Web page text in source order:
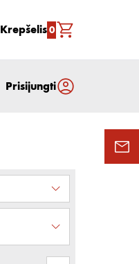
Krepšelis0
Prisijungti